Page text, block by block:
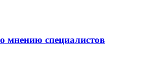
мнению специалистов